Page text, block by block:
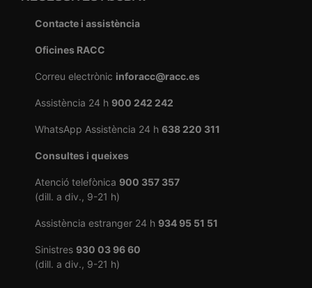
Contacte i assistència
Oficines RACC
Correu electrònic inforacc@racc.es
Assistència 24 h 900 242 242
WhatsApp Assistència 24 h 638 220 311
Consultes i queixes
Atenció telefònica 900 357 357
(dill. a div., 9-21 h)
Assistència estranger 24 h 934 95 51 51
Sinistres 930 03 96 60
(dill. a div., 9-21 h)